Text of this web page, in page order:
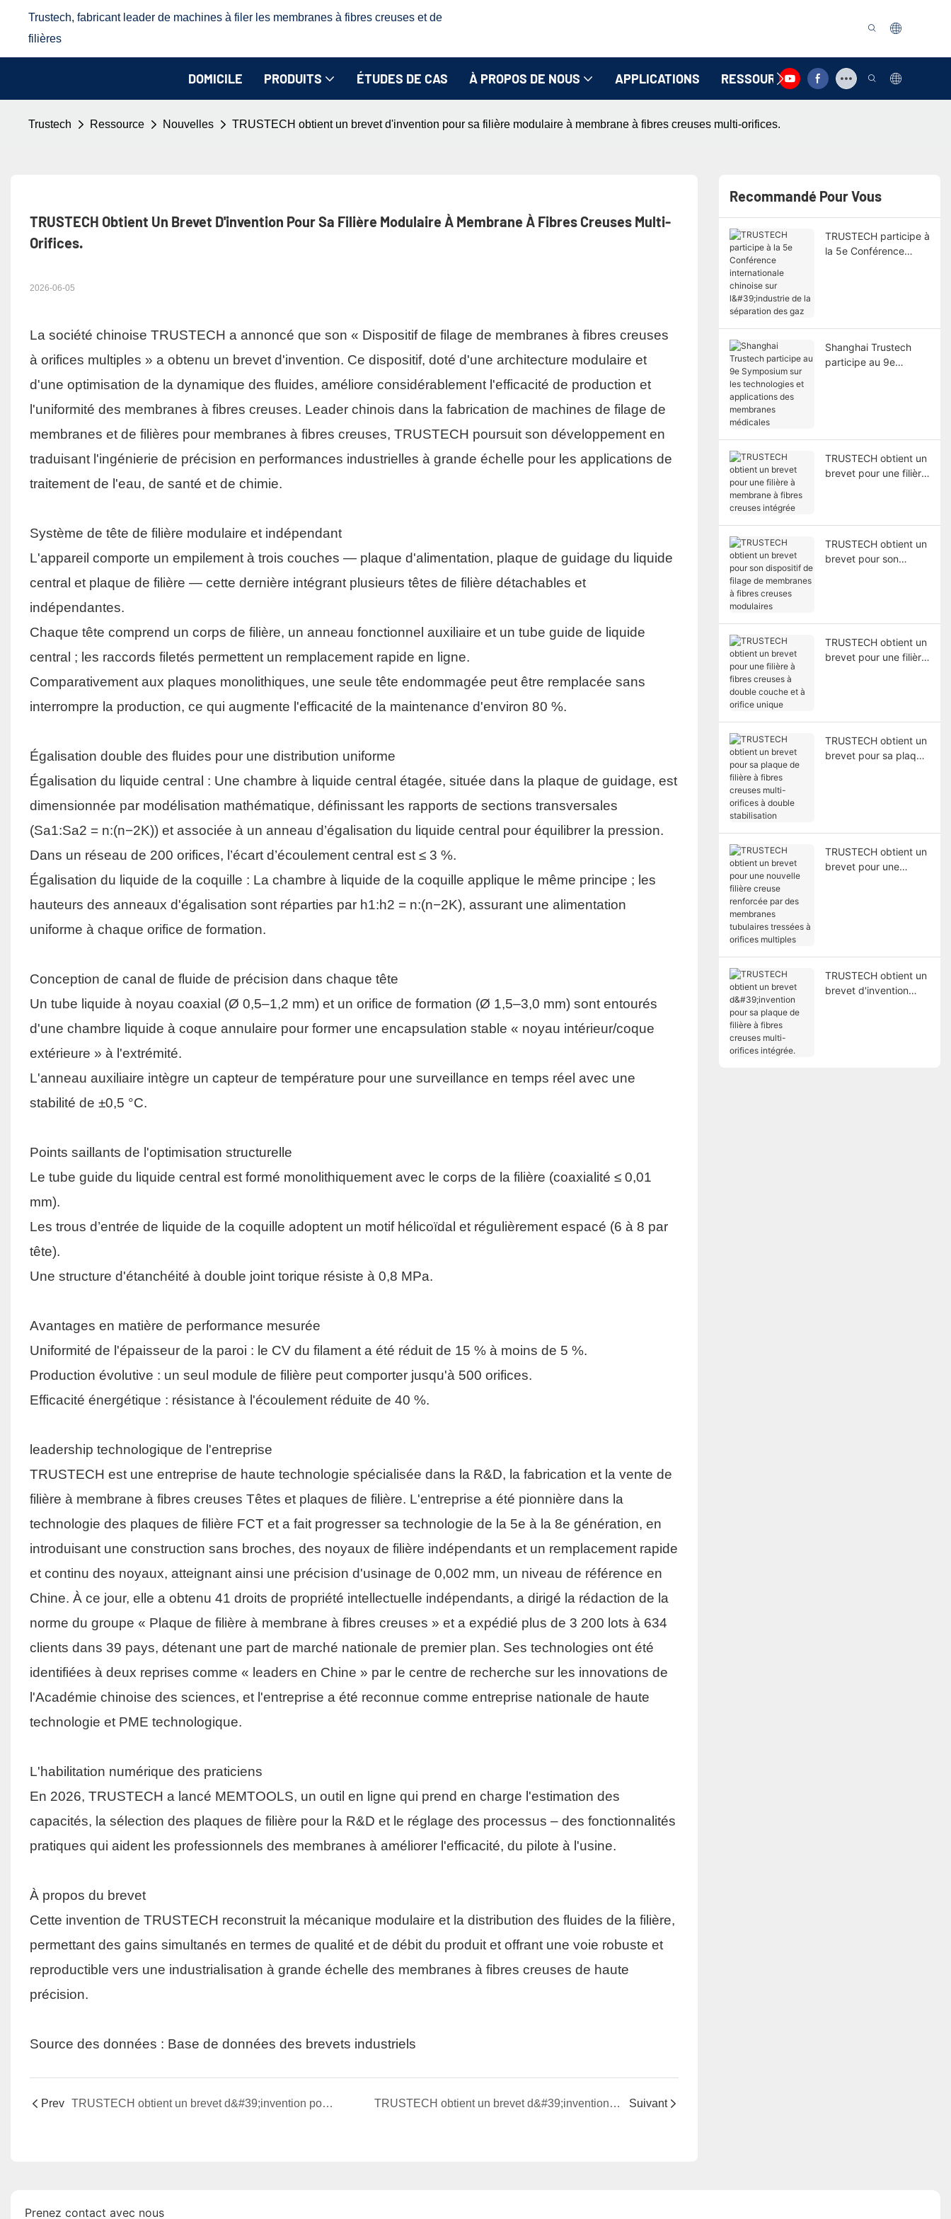
Trustech, fabricant leader de machines à filer les membranes à fibres creuses et de
filières
DOMICILE PRODUITS ÉTUDES DE CAS À PROPOS DE NOUS APPLICATIONS RESSOURCE CONTACTEZ-NOUS
Trustech Ressource Nouvelles TRUSTECH obtient un brevet d'invention pour sa filière modulaire à membrane à fibres creuses multi-orifices.
TRUSTECH Obtient Un Brevet D'invention Pour Sa Filière Modulaire À Membrane À Fibres Creuses Multi-
Orifices.
2026-06-05
La société chinoise TRUSTECH a annoncé que son « Dispositif de filage de membranes à fibres creuses
à orifices multiples » a obtenu un brevet d'invention. Ce dispositif, doté d'une architecture modulaire et
d'une optimisation de la dynamique des fluides, améliore considérablement l'efficacité de production et
l'uniformité des membranes à fibres creuses. Leader chinois dans la fabrication de machines de filage de
membranes et de filières pour membranes à fibres creuses, TRUSTECH poursuit son développement en
traduisant l'ingénierie de précision en performances industrielles à grande échelle pour les applications de
traitement de l'eau, de santé et de chimie.
Système de tête de filière modulaire et indépendant
L'appareil comporte un empilement à trois couches — plaque d'alimentation, plaque de guidage du liquide
central et plaque de filière — cette dernière intégrant plusieurs têtes de filière détachables et
indépendantes.
Chaque tête comprend un corps de filière, un anneau fonctionnel auxiliaire et un tube guide de liquide
central ; les raccords filetés permettent un remplacement rapide en ligne.
Comparativement aux plaques monolithiques, une seule tête endommagée peut être remplacée sans
interrompre la production, ce qui augmente l'efficacité de la maintenance d'environ 80 %.
Égalisation double des fluides pour une distribution uniforme
Égalisation du liquide central : Une chambre à liquide central étagée, située dans la plaque de guidage, est
dimensionnée par modélisation mathématique, définissant les rapports de sections transversales
(Sa1:Sa2 = n:(n−2K)) et associée à un anneau d’égalisation du liquide central pour équilibrer la pression.
Dans un réseau de 200 orifices, l’écart d’écoulement central est ≤ 3 %.
Égalisation du liquide de la coquille : La chambre à liquide de la coquille applique le même principe ; les
hauteurs des anneaux d'égalisation sont réparties par h1:h2 = n:(n−2K), assurant une alimentation
uniforme à chaque orifice de formation.
Conception de canal de fluide de précision dans chaque tête
Un tube liquide à noyau coaxial (Ø 0,5–1,2 mm) et un orifice de formation (Ø 1,5–3,0 mm) sont entourés
d'une chambre liquide à coque annulaire pour former une encapsulation stable « noyau intérieur/coque
extérieure » à l'extrémité.
L'anneau auxiliaire intègre un capteur de température pour une surveillance en temps réel avec une
stabilité de ±0,5 °C.
Points saillants de l'optimisation structurelle
Le tube guide du liquide central est formé monolithiquement avec le corps de la filière (coaxialité ≤ 0,01
mm).
Les trous d’entrée de liquide de la coquille adoptent un motif hélicoïdal et régulièrement espacé (6 à 8 par
tête).
Une structure d'étanchéité à double joint torique résiste à 0,8 MPa.
Avantages en matière de performance mesurée
Uniformité de l'épaisseur de la paroi : le CV du filament a été réduit de 15 % à moins de 5 %.
Production évolutive : un seul module de filière peut comporter jusqu'à 500 orifices.
Efficacité énergétique : résistance à l'écoulement réduite de 40 %.
leadership technologique de l'entreprise
TRUSTECH est une entreprise de haute technologie spécialisée dans la R&D, la fabrication et la vente de
filière à membrane à fibres creuses Têtes et plaques de filière. L'entreprise a été pionnière dans la
technologie des plaques de filière FCT et a fait progresser sa technologie de la 5e à la 8e génération, en
introduisant une construction sans broches, des noyaux de filière indépendants et un remplacement rapide
et continu des noyaux, atteignant ainsi une précision d'usinage de 0,002 mm, un niveau de référence en
Chine. À ce jour, elle a obtenu 41 droits de propriété intellectuelle indépendants, a dirigé la rédaction de la
norme du groupe « Plaque de filière à membrane à fibres creuses » et a expédié plus de 3 200 lots à 634
clients dans 39 pays, détenant une part de marché nationale de premier plan. Ses technologies ont été
identifiées à deux reprises comme « leaders en Chine » par le centre de recherche sur les innovations de
l'Académie chinoise des sciences, et l'entreprise a été reconnue comme entreprise nationale de haute
technologie et PME technologique.
L'habilitation numérique des praticiens
En 2026, TRUSTECH a lancé MEMTOOLS, un outil en ligne qui prend en charge l'estimation des
capacités, la sélection des plaques de filière pour la R&D et le réglage des processus – des fonctionnalités
pratiques qui aident les professionnels des membranes à améliorer l'efficacité, du pilote à l'usine.
À propos du brevet
Cette invention de TRUSTECH reconstruit la mécanique modulaire et la distribution des fluides de la filière,
permettant des gains simultanés en termes de qualité et de débit du produit et offrant une voie robuste et
reproductible vers une industrialisation à grande échelle des membranes à fibres creuses de haute
précision.
Source des données : Base de données des brevets industriels
Prev TRUSTECH obtient un brevet d&#39;invention pour une plaque de filière modulaire TRUSTECH obtient un brevet d&#39;invention pour sa plaque de filière à fibres creuses multi-orifices intégrée. Suivant
Recommandé Pour Vous
TRUSTECH participe à
la 5e Conférence
Shanghai Trustech
participe au 9e
TRUSTECH obtient un
brevet pour une filière
TRUSTECH obtient un
brevet pour son
TRUSTECH obtient un
brevet pour une filière
TRUSTECH obtient un
brevet pour sa plaque
TRUSTECH obtient un
brevet pour une
TRUSTECH obtient un
brevet d'invention
Prenez contact avec nous